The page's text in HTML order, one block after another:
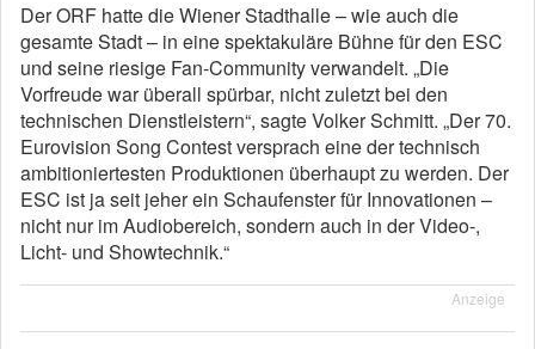
Der ORF hatte die Wiener Stadthalle – wie auch die
gesamte Stadt – in eine spektakuläre Bühne für den ESC
und seine riesige Fan-Community verwandelt. „Die
Vorfreude war überall spürbar, nicht zuletzt bei den
technischen Dienstleistern“, sagte Volker Schmitt. „Der 70.
Eurovision Song Contest versprach eine der technisch
ambitioniertesten Produktionen überhaupt zu werden. Der
ESC ist ja seit jeher ein Schaufenster für Innovationen –
nicht nur im Audiobereich, sondern auch in der Video-,
Licht- und Showtechnik.“
Anzeige